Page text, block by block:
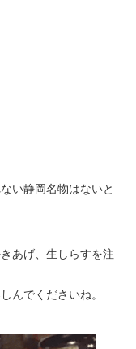
い静岡名物はないと
あげ、生しらすを注
んでくださいね。